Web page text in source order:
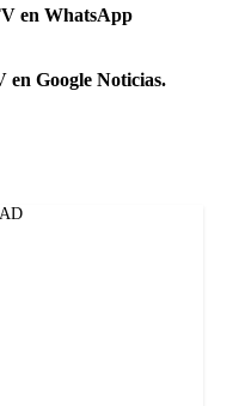
en WhatsApp
en Google Noticias.